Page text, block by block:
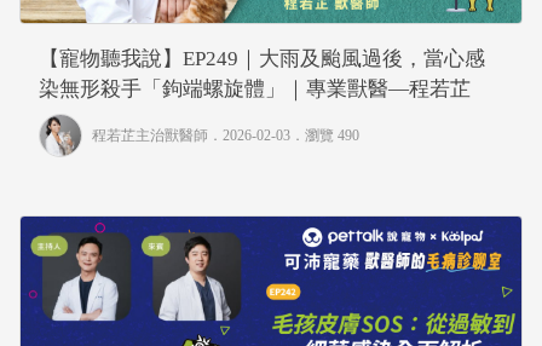
【寵物聽我說】EP249｜大雨及颱風過後，當心感
染無形殺手「鉤端螺旋體」｜專業獸醫—程若芷
程若芷主治獸醫師 ．2026-02-03． 瀏覽 490